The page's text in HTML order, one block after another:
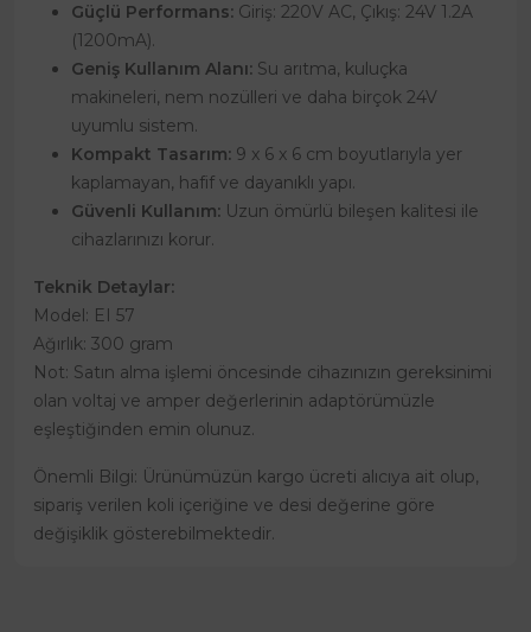
Güçlü Performans: Giriş: 220V AC, Çıkış: 24V 1.2A
(1200mA).
Geniş Kullanım Alanı: Su arıtma, kuluçka
makineleri, nem nozülleri ve daha birçok 24V
uyumlu sistem.
Kompakt Tasarım: 9 x 6 x 6 cm boyutlarıyla yer
kaplamayan, hafif ve dayanıklı yapı.
Güvenli Kullanım: Uzun ömürlü bileşen kalitesi ile
cihazlarınızı korur.
Teknik Detaylar:
Model: EI 57
Ağırlık: 300 gram
Not: Satın alma işlemi öncesinde cihazınızın gereksinimi
olan voltaj ve amper değerlerinin adaptörümüzle
eşleştiğinden emin olunuz.
Önemli Bilgi: Ürünümüzün kargo ücreti alıcıya ait olup,
sipariş verilen koli içeriğine ve desi değerine göre
değişiklik gösterebilmektedir.